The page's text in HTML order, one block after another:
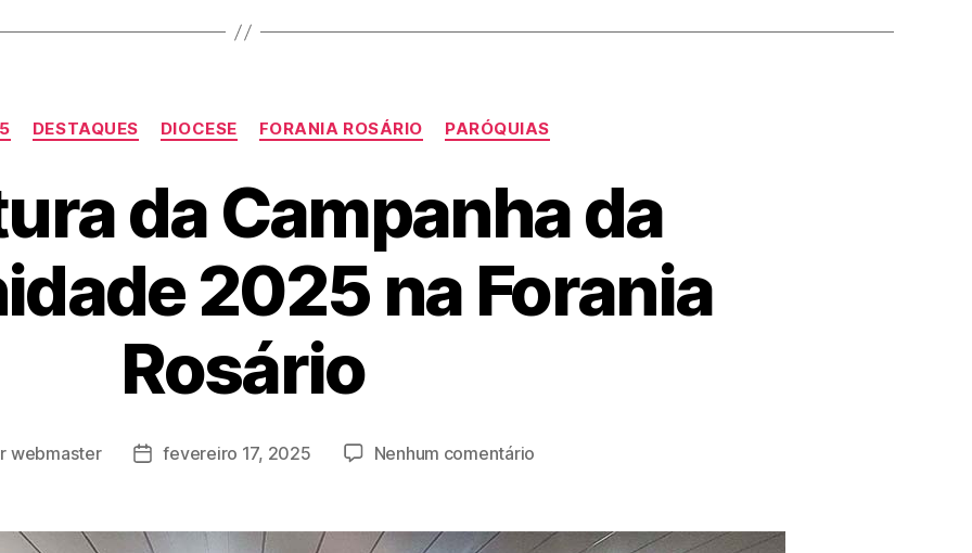
DESTAQUES DIOCESE FORANIA ROSÁRIO PARÓQUIAS
da Campanha da
2025 na Forania
Rosário
webmaster fevereiro 17, 2025 Nenhum comentário